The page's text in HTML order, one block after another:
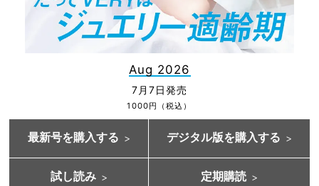
Aug 2026
7月7日発売
1000円（税込）
最新号を購入する デジタル版を購入する
試し読み 定期購読